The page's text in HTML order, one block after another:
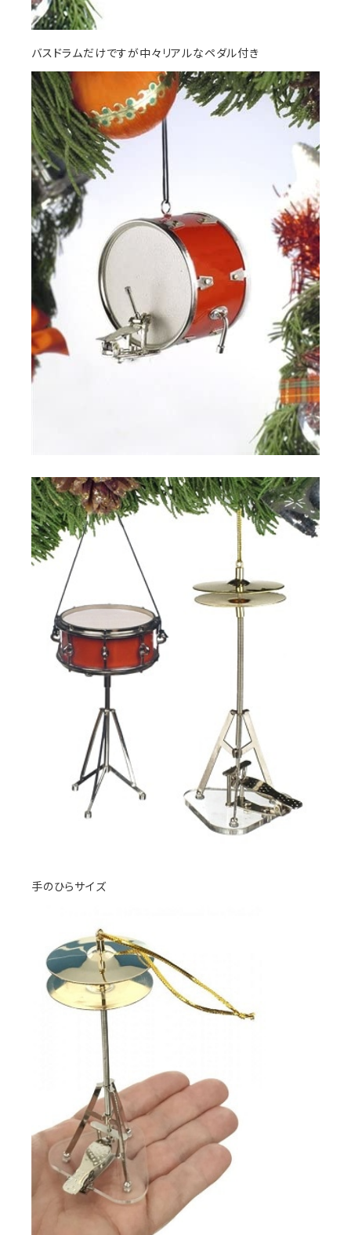
バスドラムだけですが中々リアルなペダル付き
手のひらサイズ